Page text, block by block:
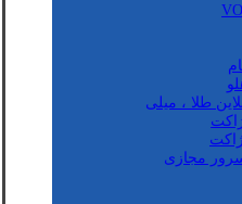
طلا ، میلی
مجازی